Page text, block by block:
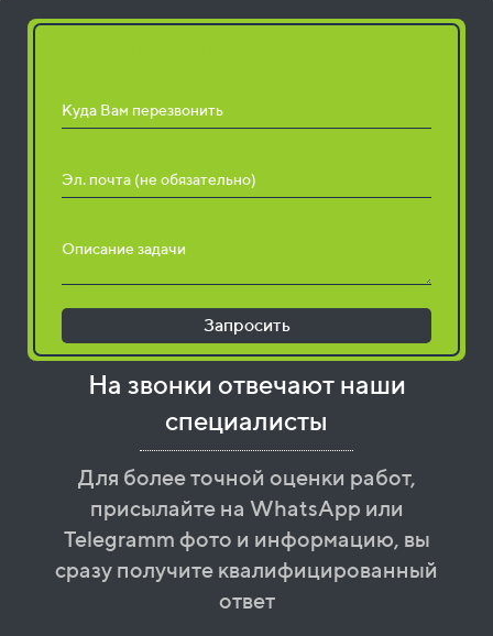
Куда Вам перезвонить
Эл. почта (не обязательно)
Описание задачи
Запросить
На звонки отвечают наши
специалисты
Для более точной оценки работ,
присылайте на WhatsApp или
Telegramm фото и информацию, вы
сразу получите квалифицированный
ответ